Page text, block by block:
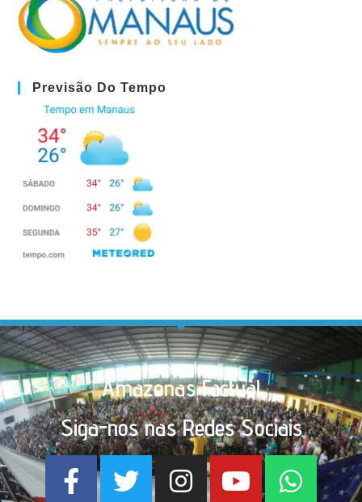
Previsão Do Tempo
Amazonas Factual
Siga-nos nas Redes Sociais